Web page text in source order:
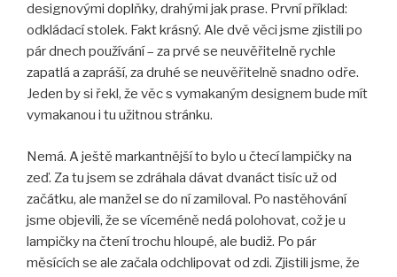
designovými doplňky, drahými jak prase. První příklad:
odkládací stolek. Fakt krásný. Ale dvě věci jsme zjistili po
pár dnech používání – za prvé se neuvěřitelně rychle
zapatlá a zapráší, za druhé se neuvěřitelně snadno odře.
Jeden by si řekl, že věc s vymakaným designem bude mít
vymakanou i tu užitnou stránku.
Nemá. A ještě markantnější to bylo u čtecí lampičky na
zeď. Za tu jsem se zdráhala dávat dvanáct tisíc už od
začátku, ale manžel se do ní zamiloval. Po nastěhování
jsme objevili, že se víceméně nedá polohovat, což je u
lampičky na čtení trochu hloupé, ale budiž. Po pár
měsících se ale začala odchlipovat od zdi. Zjistili jsme, že